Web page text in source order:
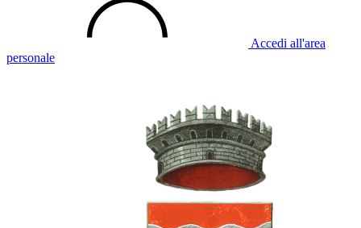
Accedi all'area
personale